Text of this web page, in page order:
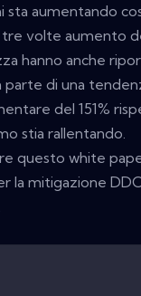
sta aumentando
volte aumento
hanno anche
parte di una
del 151%
stia rallentando.
questo white
la mitigazione